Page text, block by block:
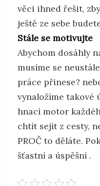
věci ihned řešit,
ještě ze sebe
Stále se motivujte
Abychom dosáhly
musíme se
práce přinese?
vynaložíme takové
hnací motor
chtít sejít z cesty,
PROČ to děláte.
šťastní a úspěšní .